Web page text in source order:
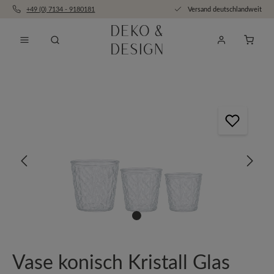
Zum Hauptinhalt springen
+49 (0) 7134 - 9180181 Versand deutschlandweit
Vase konisch Kristall Glas